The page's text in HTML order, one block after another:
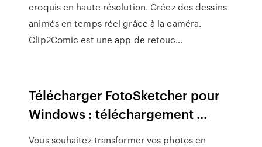
croquis en haute résolution. Créez des dessins
animés en temps réel grâce à la caméra.
Clip2Comic est une app de retouc…
Télécharger FotoSketcher pour
Windows : téléchargement ...
Vous souhaitez transformer vos photos en